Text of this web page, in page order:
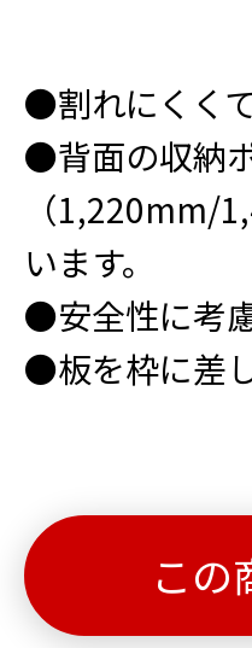
●割れにくく
●背面の収納
（1,220mm/
います。
●安全性に考
●板を枠に差
この